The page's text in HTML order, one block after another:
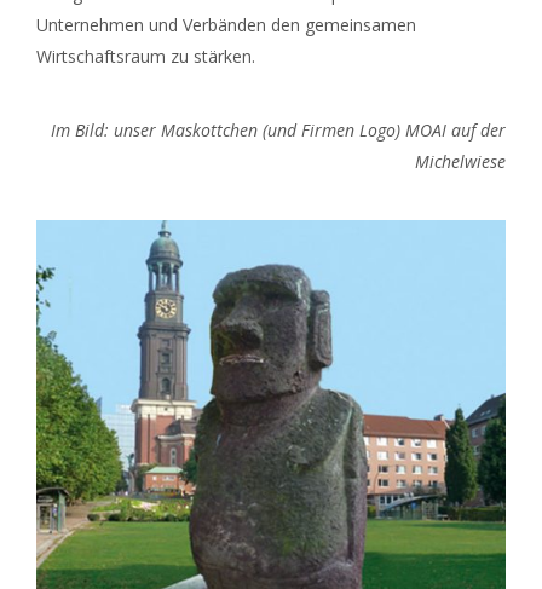
Unternehmen und Verbänden den gemeinsamen
Wirtschaftsraum zu stärken.
Im Bild: unser Maskottchen (und Firmen Logo) MOAI auf der
Michelwiese